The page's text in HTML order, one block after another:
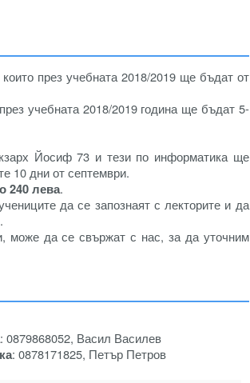
през учебната 2018/2019 ще бъдат от
учебната 2018/2019 година ще бъдат 5-
Йосиф 73 и тези по информатика ще
10 дни от септември.
240 лева.
да се запознаят с лекторите и да
може да се свържат с нас, за да уточним
: 0879868052, Васил Василев
: 0878171825, Петър Петров